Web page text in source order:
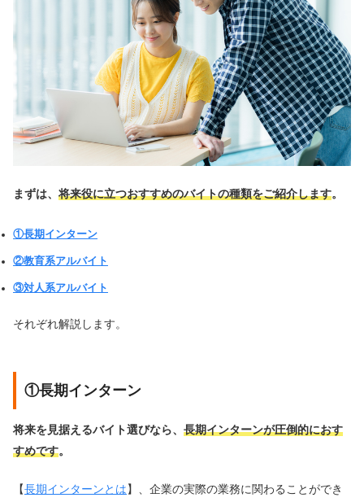
まずは、 将来役に立つおすすめのバイトの種類をご紹介します。
①長期インターン
②教育系アルバイト
③対人系アルバイト
それぞれ解説します。
①長期インターン
将来を見据えるバイト選びなら、 長期インターンが圧倒的におす
すめです。
【長期インターンとは】、企業の実際の業務に関わることができ